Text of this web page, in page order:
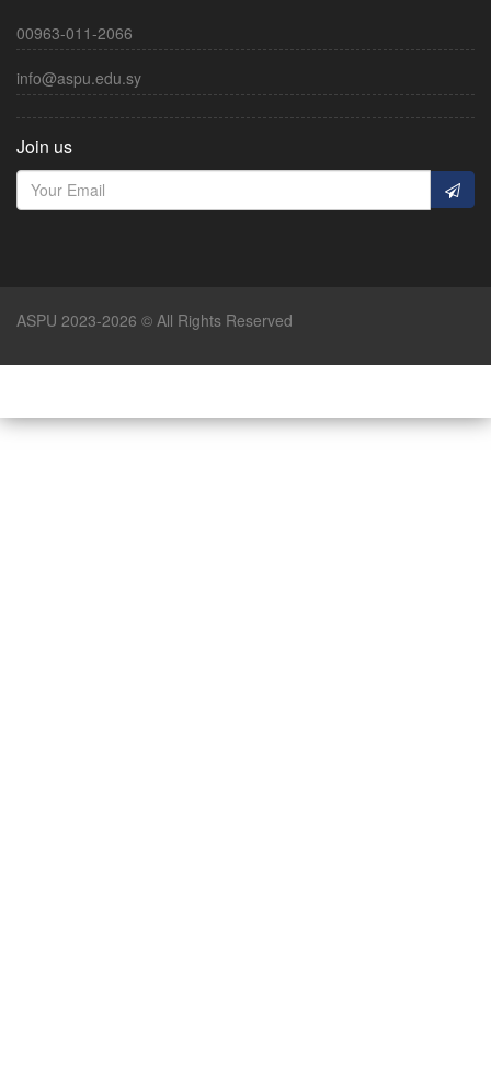
00963-011-2066
info@aspu.edu.sy
Join us
ASPU 2023-2026 © All Rights Reserved